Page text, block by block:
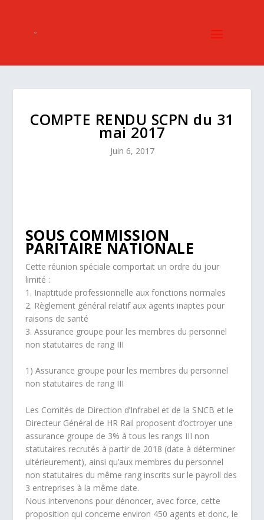
COMPTE RENDU SCPN du 31
mai 2017
Juin 6, 2017
SOUS COMMISSION
PARITAIRE NATIONALE
Cette réunion spéciale comportait un ordre du jour
limité :
1. Inaptitude professionnelle aux fonctions normales
2. Règlement général relatif aux agents inaptes pour
raisons de santé
3. Assurance groupe pour les membres du personnel
non statutaires de rang III
1) Assurance groupe pour les membres du personnel
non statutaires de rang III
Les Comités de Direction d’Infrabel et de la SNCB et le
Directeur Général de HR Rail proposent d’octroyer une
assurance groupe de 3% à tous les rangs III non
statutaires recrutés à partir de 2018 (date à déterminer
ultérieurement), ainsi qu’aux membres du personnel
non statutaires du même rang inscrits sur le payroll des
3 entreprises à la même date.
Nous intervenons pour dénoncer, avec force, cette
proposition qui concerne environ 450 agents et donc, le